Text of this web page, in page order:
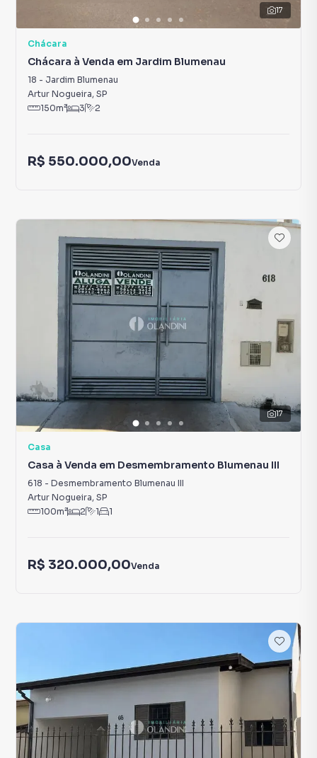
17
Chácara
Chácara à Venda em Jardim Blumenau
18 - Jardim Blumenau
Artur Nogueira, SP
150m² 3 2
R$ 550.000,00Venda
17
Casa
Casa à Venda em Desmembramento Blumenau III
618 - Desmembramento Blumenau III
Artur Nogueira, SP
100m² 2 1 1
R$ 320.000,00Venda